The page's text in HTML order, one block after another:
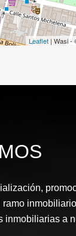
Leaflet | Wasi -
inmobiliarias a